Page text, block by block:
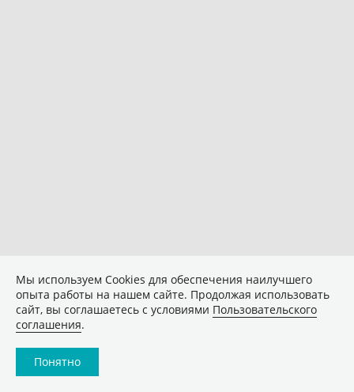
Мы используем Сookies для обеспечения наилучшего
опыта работы на нашем сайте. Продолжая использовать
сайт, вы соглашаетесь с условиями Пользовательского
соглашения.
Понятно